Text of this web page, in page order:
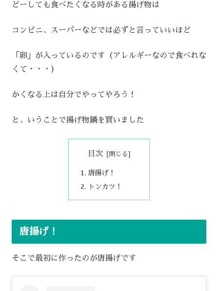
どーしても食べたくなる時がある揚げ物は
コンビニ、スーパーなどでは必ずと言っていいほど
「卵」が入っているのです（アレルギーなので食べれな
くて・・・）
かくなる上は自分でやってやろう！
と、いうことで揚げ物鍋を買いました
目次
唐揚げ！
トンカツ！
唐揚げ！
そこで最初に作ったのが唐揚げです